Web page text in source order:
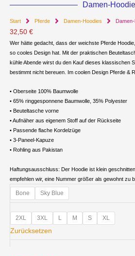
Damen-Hoodie
Start Pferde Damen-Hoodies
32,50 €
Wer hätte gedacht, dass der weichste Pferde
so cooles Design hat. Mit der praktischen
kühle Abende wirst du den Kauf dieses klassischen
bestimmt nicht bereuen. Im coolen Design Pferde &
• Oberseite 100% Baumwolle
• 65% ringgesponnene Baumwolle, 35% Polyester
• Beuteltasche vorne
• Aufnäher aus eigenem Stoff auf der Rückseite
• Passende flache Kordelzüge
• 3-Paneel-Kapuze
• Rohling aus Pakistan
Haftungsausschluss: Der Hoodie ist klein
empfehlen wir, eine Nummer größer als gewohnt zu
Bone Sky Blue
2XL 3XL L M S XL
Zurücksetzen
Damen-
Hoodie
Menge